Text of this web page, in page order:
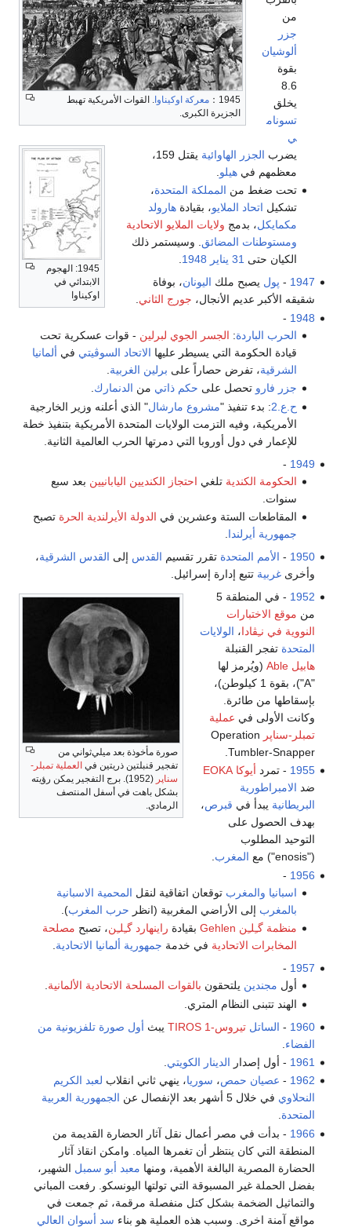
1945： معركة اوكيناوا . القوات الأمريكية تهبط
الجزيرة الكبرى.
1945: الهجوم
الابتدائي في
اوكيناوا
من
جزر
ألوشيان
بقوة
8.6
يخلق
تسونام
ي
يضرب الجزر الهاوائية
يقتل 159،
معظمهم في هيلو
تحت ضغط من المملكة المتحدة،
تشكيل اتحاد الملايو، بقيادة هارولد
مكمايكل، بدمج ولايات الملايو الاتحادية
ومستوطنات المضائق. وسيستمر ذلك
الكيان حتى 31 يناير 1948
.
1947
- پول يصبح ملك اليونان، بوفاة
شقيقه الأكبر عديم الأنجال، جورج الثاني.
1948
-
الحرب الباردة: الجسر الجوي لبرلين - قوات عسكرية تحت
قيادة الحكومة التي يسيطر عليها الاتحاد السوڤيتي في ألمانيا
الشرقية، تفرض حصاراً على برلين الغربية
جزر فارو تحصل على حكم ذاتي من الدنمارك
ح.ع.2
: بدء تنفيذ "مشروع مارشال" الذي أعلنه وزير الخارجية
الأمريكية، وفيه التزمت الولايات المتحدة الأمريكية بتنفيذ خطة
للإعمار في دول أوروبا التي دمرتها الحرب العالمية الثانية.
1949
-
الحكومة الكندية تلغي احتجاز الكنديين اليابانيين بعد سبع
سنوات.
المقاطعات الستة وعشرين في الدولة الأيرلندية الحرة تصبح
جمهورية أيرلندا
1950
- الأمم المتحدة تقرر تقسيم القدس إلى القدس الشرقية،
وأخرىغربية تتبع إدارة إسرائيل.
صورة مأخوذة بعد ميلي‌ثواني من
تفجير قنبلتين ذريتين في العملية تمبلر-
سناپر
(1952). برج التفجير يمكن رؤيته
بشكل باهت في أسفل المنتصف
الرمادي.
1952
- في المنطقة 5
من موقع الاختبارات
النووية في نـِڤادا، الولايات
المتحدة تفجر القنبلة
هابيل Able
(ويُرمز لها
"A")، بقوة 1 كيلوطن)،
بإسقاطها من طائرة.
وكانت الأولى في عملية
تمبلر-سناپر Operation
Tumbler-Snapper.
1955 - تمرد أيوكا EOKA
ضد الامبراطورية
البريطانية يبدأ في قبرص،
بهدف الحصول على
التوحيد المطلوب
("enosis") مع
المغرب.
1956
-
اسبانيا والمغرب توقعان اتفاقية لنقل المحمية الاسبانية
بالمغرب إلى الأراضي المغربية (انظر حرب المغرب).
منظمة گـِلـِن Gehlen
بقيادة راينهارد گـِلـِن، تصبح مصلحة
المخابرات الاتحادية في خدمة جمهورية ألمانيا الاتحادية
1957
-
أول مجندين يلتحقون بالقوات المسلحة الاتحادية الألمانية
الهند تتبنى النظام المتري.
1960
- الساتل تيروس-1 TIROS يبث أول صورة تلفزيونية من
الفضاء
1961 - أول إصدار الدينار الكويتي
1962
- عصيان حمص، سوريا، ينهي ثاني انقلاب لعبد الكريم
النحلاوي في خلال 5 أشهر بعد الإنفصال عن
الجمهورية العربية
المتحدة.
1966 - بدأت في مصر أعمال نقل آثار الحضارة القديمة من
المنطقة التي كان ينتظر أن تغمرها المياه. وامكن انقاذ آثار
الحضارة المصرية البالغة الأهمية، ومنها معبد أبو سمبل الشهير،
بفضل الحملة غير المسبوقة التي تولتها اليونسكو. رفعت المباني
والتماثيل الضخمة بشكل كتل منفصلة مرقمة، ثم جمعت في
مواقع آمنة اخرى. وسبب هذه العملية هو بناء سد أسوان العالي